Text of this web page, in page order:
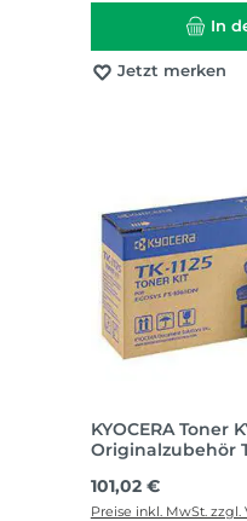
In
Jetzt merken
KYOCERA Toner
Originalzubehör
Regulärer Preis:
101,02 €
Preise inkl. MwSt. zzgl.